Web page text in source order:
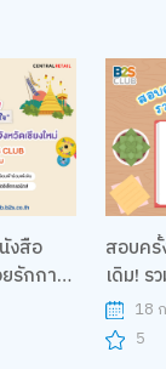
งสือ
สอบครั้
เดิม! รวมทริกวิธีอ่านหนังสือ
สอบ18
5